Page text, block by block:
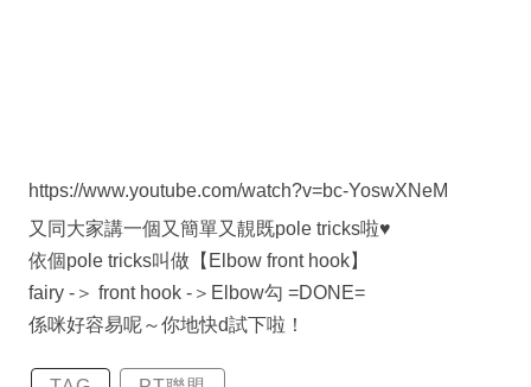
https://www.youtube.com/watch?v=bc-YoswXNeM
又同大家講一個又簡單又靚既pole tricks啦♥️
依個pole tricks叫做【Elbow front hook】
fairy -＞ front hook -＞Elbow勾 =DONE=
係咪好容易呢～你地快d試下啦！